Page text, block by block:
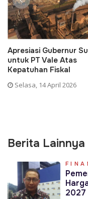
Apresiasi Gubernur
untuk PT Vale Atas
Kepatuhan Fiskal
Selasa, 14 April 2026
Berita Lainnya
2027